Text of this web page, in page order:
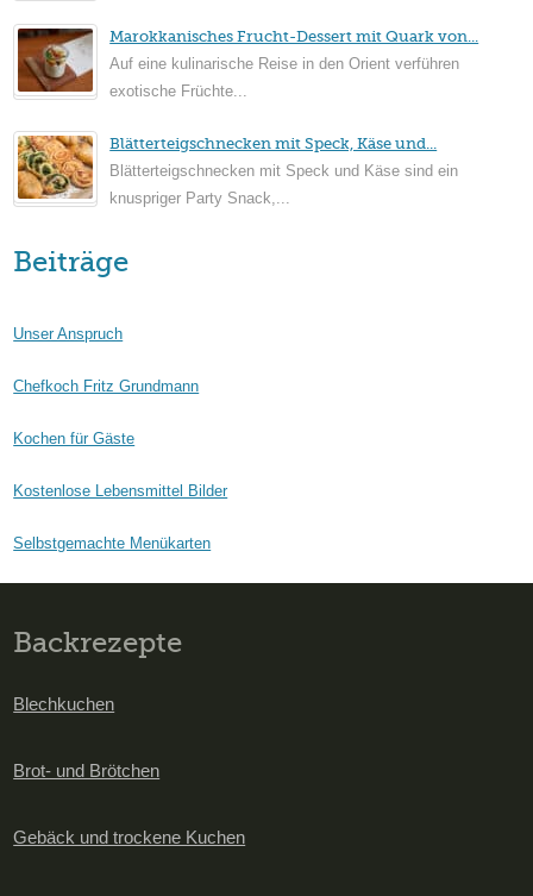
Marokkanisches Frucht-Dessert mit Quark von...
Auf eine kulinarische Reise in den Orient verführen
exotische Früchte...
Blätterteigschnecken mit Speck, Käse und...
Blätterteigschnecken mit Speck und Käse sind ein
knuspriger Party Snack,...
Beiträge
Unser Anspruch
Chefkoch Fritz Grundmann
Kochen für Gäste
Kostenlose Lebensmittel Bilder
Selbstgemachte Menükarten
Backrezepte
Blechkuchen
Brot- und Brötchen
Gebäck und trockene Kuchen